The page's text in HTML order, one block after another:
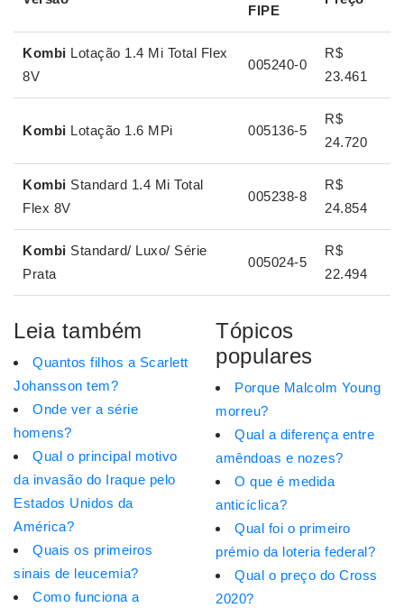
FIPE
Kombi Lotação 1.4 Mi Total Flex
8V
005240-0
R$
23.461
Kombi Lotação 1.6 MPi 005136-5
R$
24.720
Kombi Standard 1.4 Mi Total
Flex 8V
005238-8
R$
24.854
Kombi Standard/ Luxo/ Série
Prata
005024-5
R$
22.494
Leia também
Quantos filhos a Scarlett
Johansson tem?
Onde ver a série
homens?
Qual o principal motivo
da invasão do Iraque pelo
Estados Unidos da
América?
Quais os primeiros
sinais de leucemia?
Como funciona a
Tópicos
populares
Porque Malcolm Young
morreu?
Qual a diferença entre
amêndoas e nozes?
O que é medida
anticíclica?
Qual foi o primeiro
prémio da loteria federal?
Qual o preço do Cross
2020?